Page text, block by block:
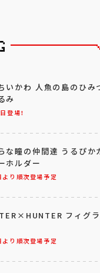
登場！
いかわ 人魚の島のひみ
み
り順次登場予定
な瞳の仲間達 うるぴか
ホルダー
り順次登場予定
フィグ